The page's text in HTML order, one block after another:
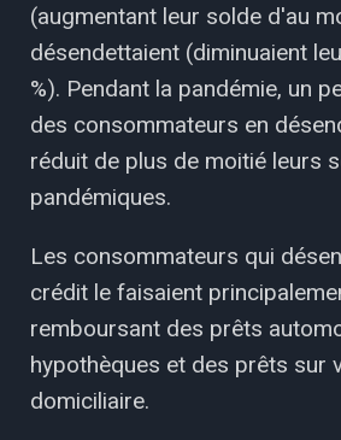
(augmentant leur solde d'au
désendettaient (diminuaient
%). Pendant la pandémie, un
des consommateurs en
réduit de plus de moitié leurs
pandémiques.
Les consommateurs qui
crédit le faisaient
remboursant des prêts
hypothèques et des prêts sur
domiciliaire.